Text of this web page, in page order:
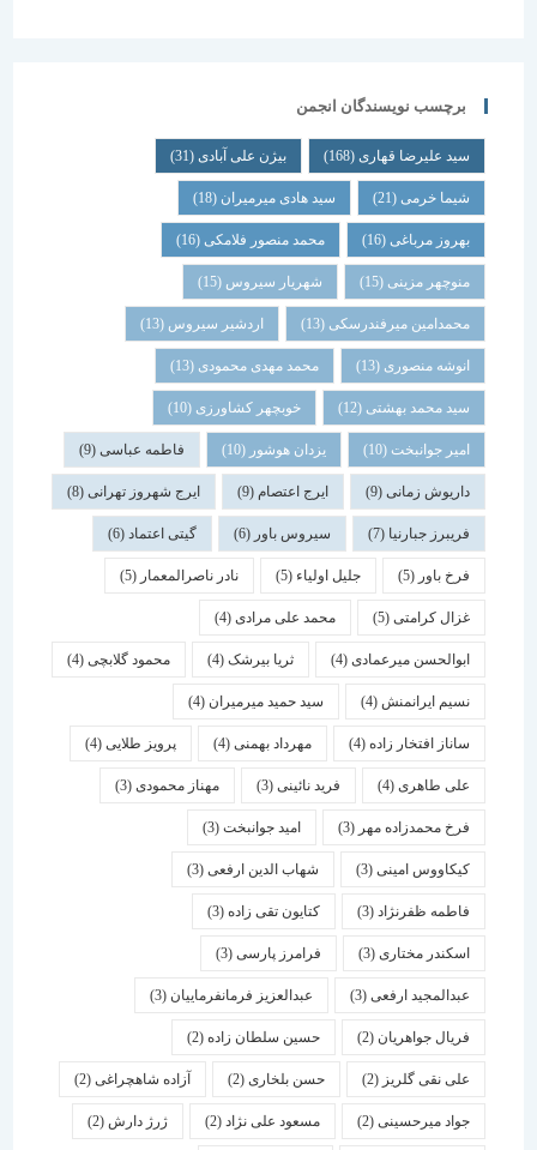
برچسب نویسندگان انجمن
سید علیرضا قهاری(168) بیژن علی آبادی(31)
شیما خرمی(21) سید هادی میرمیران(18)
بهروز مرباغی (16) محمد منصور فلامکی (16)
منوچهر مزینی(15) شهریار سیروس(15)
محمدامین میرفندرسکی(13) اردشیر سیروس(13)
انوشه منصوری(13) محمد مهدی محمودی(13)
سید محمد بهشتی(12) خوبچهر کشاورزی(10)
امیر جوانبخت(10) یزدان هوشور(10) فاطمه عباسی(9)
داریوش زمانی(9) ایرج اعتصام(9) ایرج شهروز تهرانی(8)
فریبرز جبارنیا(7) سیروس باور(6) گیتی اعتماد(6)
فرخ باور(5) جلیل اولیاء(5) نادر ناصرالمعمار (5)
غزال کرامتی(5) محمد علی مرادی(4)
ابوالحسن میرعمادی(4) ثریا بیرشک(4) محمود گلابچی(4)
نسیم ایرانمنش(4) سید حمید میرمیران(4)
ساناز افتخار زاده(4) مهرداد بهمنی (4) پرویز طلایی(4)
علی طاهری(4) فرید نائینی(3) مهناز محمودی(3)
فرخ محمدزاده مهر(3) امید جوانبخت(3)
کیکاووس امینی(3) شهاب الدین ارفعی(3)
فاطمه ظفرنژاد(3) کتایون تقی زاده(3)
اسكندر مختاری (3) فرامرز پارسی(3)
عبدالمجید ارفعی(3) عبدالعزیز فرمانفرماییان(3)
فریال جواهریان(2) حسین سلطان زاده(2)
علی نقی گلریز(2) حسن بلخاری(2) آزاده شاهچراغی(2)
جواد میرحسینی(2) مسعود علی نژاد(2) ژرژ دارش (2)